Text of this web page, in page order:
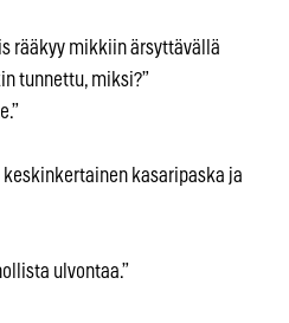
rääkyy mikkiin ärsyttävällä
tunnettu, miksi?”
kasaripaska ja
ulvontaa.”